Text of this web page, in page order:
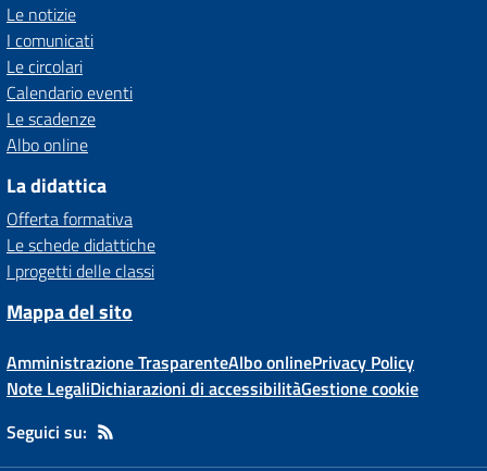
Le notizie
I comunicati
Le circolari
Calendario eventi
Le scadenze
Albo online
La didattica
Offerta formativa
Le schede didattiche
I progetti delle classi
Mappa del sito
Amministrazione TrasparenteAlbo onlinePrivacy Policy
Note LegaliDichiarazioni di accessibilitàGestione cookie
Seguici su: